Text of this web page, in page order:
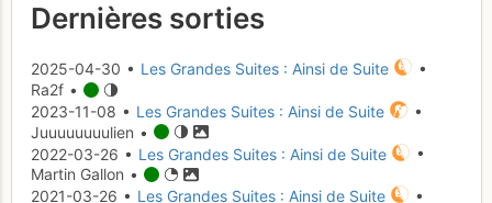
Dernières sorties
2025-04-30 • Les Grandes Suites : Ainsi de Suite
•
Ra2f •
2023-11-08 • Les Grandes Suites : Ainsi de Suite
•
Juuuuuuuulien •
2022-03-26 • Les Grandes Suites : Ainsi de Suite
•
Martin Gallon •
2021-03-26 • Les Grandes Suites : Ainsi de Suite
•